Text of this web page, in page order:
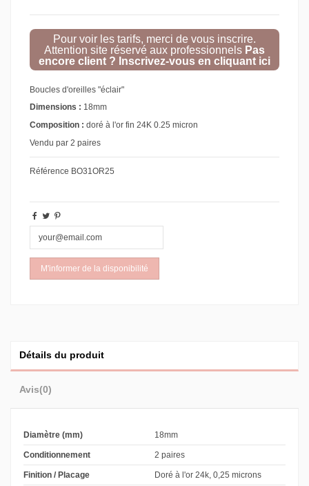
Pour voir les tarifs, merci de vous inscrire.
Attention site réservé aux professionnels Pas
encore client ? Inscrivez-vous en cliquant ici
Boucles d'oreilles "éclair"
Dimensions : 18mm
Composition : doré à l'or fin 24K 0.25 micron
Vendu par 2 paires
Référence BO31OR25
Détails du produit
Avis(0)
Diamètre (mm) 18mm
Conditionnement 2 paires
Finition / Placage Doré à l'or 24k, 0,25 microns